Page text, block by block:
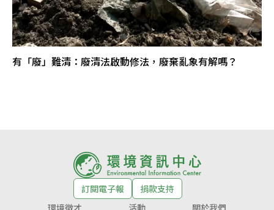
有「廢」難清：廢清法啟動修法，廢棄亂象有解嗎？
訂閱電子報
捐款支持